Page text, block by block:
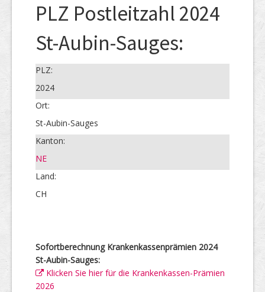
PLZ Postleitzahl 2024
St-Aubin-Sauges:
PLZ:
2024
Ort:
St-Aubin-Sauges
Kanton:
NE
Land:
CH
Sofortberechnung Krankenkassenprämien 2024
St-Aubin-Sauges:
Klicken Sie hier für die Krankenkassen-Prämien
2026